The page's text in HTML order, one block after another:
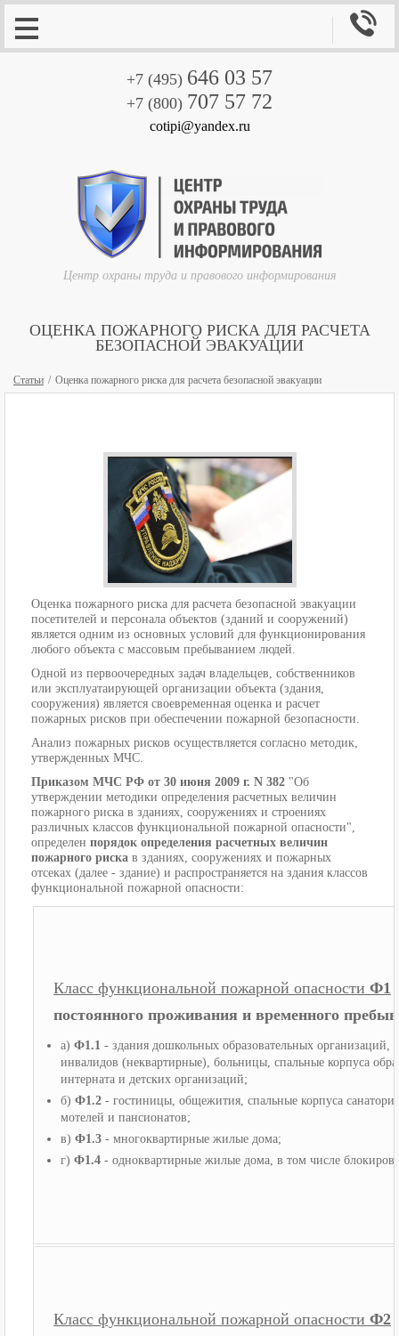
+7 (495) 646 03 57
+7 (800) 707 57 72
cotipi@yandex.ru
Центр охраны труда и правового информирования

ОЦЕНКА ПОЖАРНОГО РИСКА ДЛЯ РАСЧЕТА
БЕЗОПАСНОЙ ЭВАКУАЦИИ
Статьи Оценка пожарного риска для расчета безопасной эвакуации
Оценка пожарного риска для расчета безопасной эвакуации
посетителей и персонала объектов (зданий и сооружений)
является одним из основных условий для функционирования
любого объекта с массовым пребыванием людей.
Одной из первоочередных задач владельцев, собственников
или эксплуатаирующей организации объекта (здания,
сооружения) является своевременная оценка и расчет
пожарных рисков при обеспечении пожарной безопасности.
Анализ пожарных рисков осуществляется согласно методик,
утвержденных МЧС.
Приказом МЧС РФ от 30 июня 2009 г. N 382 "Об
утверждении методики определения расчетных величин
пожарного риска в зданиях, сооружениях и строениях
различных классов функциональной пожарной опасности",
определен порядок определения расчетных величин
пожарного риска в зданиях, сооружениях и пожарных
отсеках (далее - здание) и распространяется на здания классов
функциональной пожарной опасности:
Класс функциональной пожарной опасности Ф1
постоянного проживания и временного
а) Ф1.1 - здания дошкольных образовательных
инвалидов (неквартирные), больницы, спальные корпуса
интерната и детских организаций;
б) Ф1.2 - гостиницы, общежития, спальные корпуса
мотелей и пансионатов;
в) Ф1.3 - многоквартирные жилые дома;
г) Ф1.4 - одноквартирные жилые дома, в том числе
Класс функциональной пожарной опасности Ф2